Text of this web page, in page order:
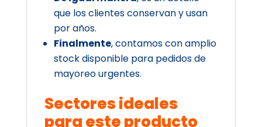
que los clientes conservan y usan
por años.
Finalmente, contamos con amplio
stock disponible para pedidos de
mayoreo urgentes.
Sectores ideales
para este producto